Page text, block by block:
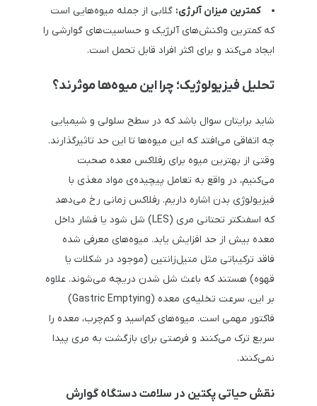
کمترین میزان آلرژی: گلابی از جمله میوه‌هایی است
که کمترین واکنش‌های آلرژیک و حساسیت‌های گوارشی را
ایجاد می‌کند و برای اکثر افراد قابل تحمل است.
تحلیل فیزیولوژیک؛ چرا این میوه‌ها موثرند؟
شاید برایتان سوال باشد که در سطح سلولی و شیمیایی
چه اتفاقی می‌افتد که این میوه‌ها تا این حد تاثیرگذارند.
وقتی از بهترین میوه برای رفلاکس معده صحبت
می‌کنیم، در واقع به تعامل پیچیده‌ی مواد مغذی با
فیزیولوژی بدن اشاره داریم. رفلاکس زمانی رخ می‌دهد
که اسفنکتر تحتانی مری (LES) شل شود یا فشار داخل
معده بیش از حد افزایش یابد. میوه‌های معرفی شده
فاقد ترکیباتی مثل متیل‌زانتین (موجود در شکلات یا
قهوه) هستند که باعث شل شدن دریچه می‌شوند. علاوه
بر این، سرعت تخلیه‌ی معده (Gastric Emptying)
فاکتور مهمی است. میوه‌های کم‌اسید و کم‌چرب، معده را
سریع ترک می‌کنند و فرصتی برای بازگشت به مری پیدا
نمی‌کنند.
نقش حیاتی پکتین در سلامت دستگاه گوارش